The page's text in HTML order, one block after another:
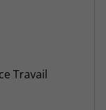
Travail